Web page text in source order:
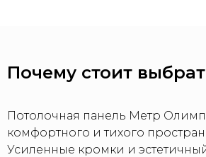
Почему стоит
Потолочная панель Метр
комфортного и тихого
Усиленные кромки и